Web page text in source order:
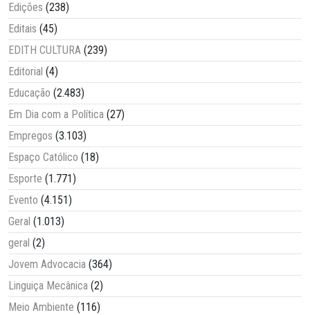
Edições (238)
Editais (45)
EDITH CULTURA (239)
Editorial (4)
Educação (2.483)
Em Dia com a Política (27)
Empregos (3.103)
Espaço Católico (18)
Esporte (1.771)
Evento (4.151)
Geral (1.013)
geral (2)
Jovem Advocacia (364)
Linguiça Mecânica (2)
Meio Ambiente (116)